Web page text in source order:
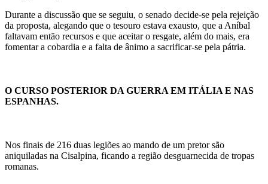
Durante a discussão que se seguiu, o senado decide-se pela rejeição
da proposta, alegando que o tesouro estava exausto, que a Aníbal
faltavam então recursos e que aceitar o resgate, além do mais, era
fomentar a cobardia e a falta de ânimo a sacrificar-se pela pátria.
O CURSO POSTERIOR DA GUERRA EM ITÁLIA E NAS
ESPANHAS.
Nos finais de 216 duas legiões ao mando de um pretor são
aniquiladas na Cisalpina, ficando a região desguarnecida de tropas
romanas.